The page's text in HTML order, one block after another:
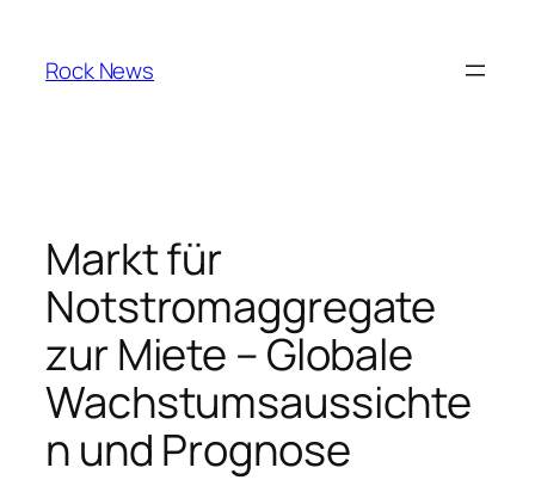
content
Rock News
Markt für
Notstromaggregate
zur Miete – Globale
Wachstumsaussichte
n und Prognose